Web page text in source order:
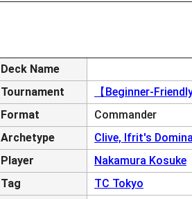
Deck Name
Tournament
【Beginner-
Format
Commander
Archetype
Clive, Ifrit's
Player
Nakamura Kosuke
Tag
TC Tokyo